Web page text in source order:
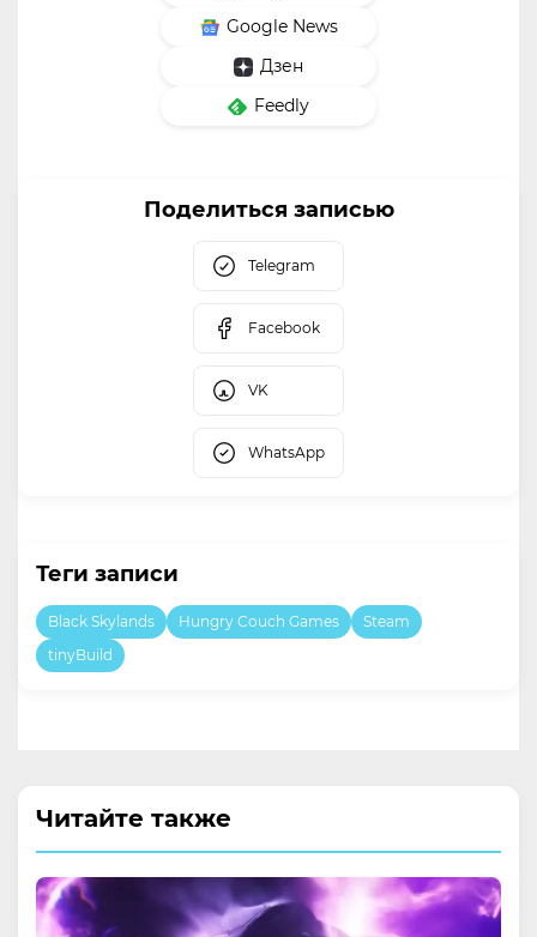
Google News
Дзен
Feedly
Поделиться записью
Telegram
Facebook
VK
WhatsApp
Теги записи
Black Skylands Hungry Couch Games
Steam
tinyBuild
Читайте также